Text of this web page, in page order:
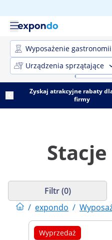
Wyposażenie gastronomii
Urządzenia sprzątające
Zyskaj atrakcyjne rabaty
firmy
/ expondo /
Filtr (0)
Wyprzedaż